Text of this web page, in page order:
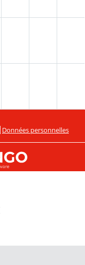
Données personnelles